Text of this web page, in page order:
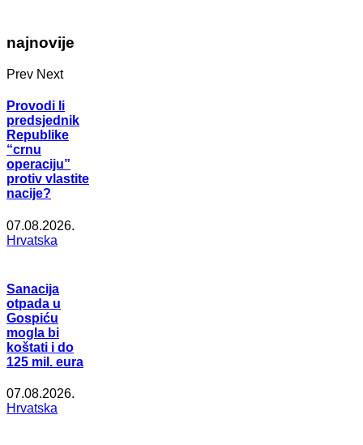
najnovije
Prev Next
Provodi li
predsjednik
Republike
“crnu
operaciju”
protiv vlastite
nacije?
07.08.2026.
Hrvatska
Sanacija
otpada u
Gospiću
mogla bi
koštati i do
125 mil. eura
07.08.2026.
Hrvatska